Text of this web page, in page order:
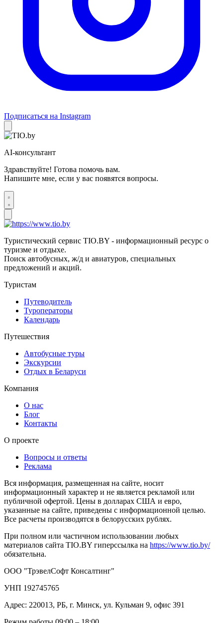
Подписаться на Instagram
AI-консультант
Здравствуйте! Готова помочь вам.
Напишите мне, если у вас появятся вопросы.
Туристический сервис TIO.BY - информационный ресурс о
туризме и отдыхе.
Поиск автобусных, ж/д и авиатуров, специальных
предложений и акций.
Туристам
Путеводитель
Туроператоры
Календарь
Путешествия
Автобусные туры
Экскурсии
Отдых в Беларуси
Компания
О нас
Блог
Контакты
О проекте
Вопросы и ответы
Реклама
Вся информация, размещенная на сайте, носит
информационный характер и не является рекламой или
публичной офертой. Цены в долларах США и евро,
указанные на сайте, приведены с информационной целью.
Все расчеты производятся в белорусских рублях.
При полном или частичном использовании любых
материалов сайта TIO.BY гиперссылка на https://www.tio.by/
обязательна.
ООО "ТрэвелСофт Консалтинг"
УНП 192745765
Адрес: 220013, РБ, г. Минск, ул. Кульман 9, офис 391